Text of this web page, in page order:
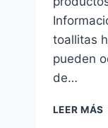
toallitas
pueden
de…
LEER MÁS